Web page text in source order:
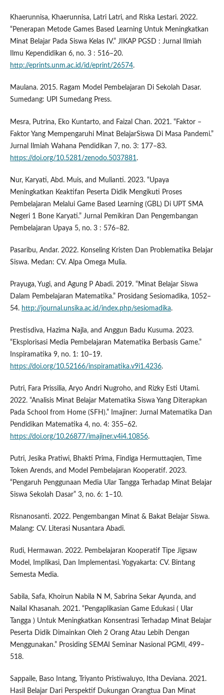
Khaerunnisa, Khaerunnisa, Latri Latri, and Riska Lestari. 2022.
“Penerapan Metode Games Based Learning Untuk Meningkatkan
Minat Belajar Pada Siswa Kelas IV.” JIKAP PGSD : Jurnal Ilmiah
Ilmu Kependidikan 6, no. 3 : 516–20.
http://eprints.unm.ac.id/id/eprint/26574.
Maulana. 2015. Ragam Model Pembelajaran Di Sekolah Dasar.
Sumedang: UPI Sumedang Press.
Mesra, Putrina, Eko Kuntarto, and Faizal Chan. 2021. “Faktor –
Faktor Yang Mempengaruhi Minat BelajarSiswa Di Masa Pandemi.”
Jurnal Ilmiah Wahana Pendidikan 7, no. 3: 177–83.
https://doi.org/10.5281/zenodo.5037881 .
Nur, Karyati, Abd. Muis, and Mulianti. 2023. “Upaya
Meningkatkan Keaktifan Peserta Didik Mengikuti Proses
Pembelajaran Melalui Game Based Learning (GBL) Di UPT SMA
Negeri 1 Bone Karyati.” Jurnal Pemikiran Dan Pengembangan
Pembelajaran Upaya 5, no. 3 : 576–82.
Pasaribu, Andar. 2022. Konseling Kristen Dan Problematika Belajar
Siswa. Medan: CV. Alpa Omega Mulia.
Prayuga, Yugi, and Agung P Abadi. 2019. “Minat Belajar Siswa
Dalam Pembelajaran Matematika.” Prosidang Sesiomadika, 1052–
54. http://journal.unsika.ac.id/index.php/sesiomadika.
Prestisdiva, Hazima Najla, and Anggun Badu Kusuma. 2023.
“Eksplorisasi Media Pembelajaran Matematika Berbasis Game.”
Inspiramatika 9, no. 1: 10–19.
https://doi.org/10.52166/inspiramatika.v9i1.4236.
Putri, Fara Prissilia, Aryo Andri Nugroho, and Rizky Esti Utami.
2022. “Analisis Minat Belajar Matematika Siswa Yang Diterapkan
Pada School from Home (SFH).” Imajiner: Jurnal Matematika Dan
Pendidikan Matematika 4, no. 4: 355–62.
https://doi.org/10.26877/imajiner.v4i4.10856.
Putri, Jesika Pratiwi, Bhakti Prima, Findiga Hermuttaqien, Time
Token Arends, and Model Pembelajaran Kooperatif. 2023.
“Pengaruh Penggunaan Media Ular Tangga Terhadap Minat Belajar
Siswa Sekolah Dasar” 3, no. 6: 1–10.
Risnanosanti. 2022. Pengembangan Minat & Bakat Belajar Siswa.
Malang: CV. Literasi Nusantara Abadi.
Rudi, Hermawan. 2022. Pembelajaran Kooperatif Tipe Jigsaw
Model, Implikasi, Dan Implementasi. Yogyakarta: CV. Bintang
Semesta Media.
Sabila, Safa, Khoirun Nabila N M, Sabrina Sekar Ayunda, and
Nailal Khasanah. 2021. “Pengaplikasian Game Edukasi ( Ular
Tangga ) Untuk Meningkatkan Konsentrasi Terhadap Minat Belajar
Peserta Didik Dimainkan Oleh 2 Orang Atau Lebih Dengan
Menggunakan.” Prosiding SEMAI Seminar Nasional PGMI, 499–
518.
Sappaile, Baso Intang, Triyanto Pristiwaluyo, Itha Deviana. 2021.
Hasil Belajar Dari Perspektif Dukungan Orangtua Dan Minat